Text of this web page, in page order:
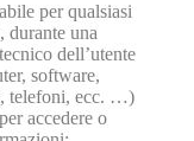
per qualsiasi
durante una
dell’utente
software,
telefoni, ecc. …)
accedere o